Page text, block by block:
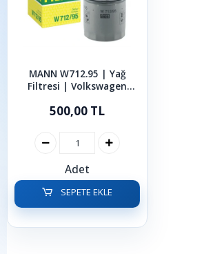
MANN W712.95 | Yağ
Filtresi | Volkswagen
1.0-1.2-1.4-1.5 TSI
500,00 TL
Adet
SEPETE EKLE